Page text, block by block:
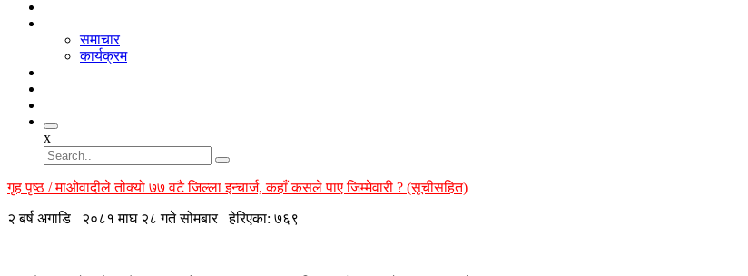
समाचार
कार्यक्रम
x
गृह पृष्ठ / माओवादीले तोक्यो ७७ वटै जिल्ला इन्चार्ज, कहाँ कसले पाए जिम्मेवारी ? (सूचीसहित)
२ बर्ष अगाडि २०८१ माघ २८ गते सोमबारहेरिएका: ७६९